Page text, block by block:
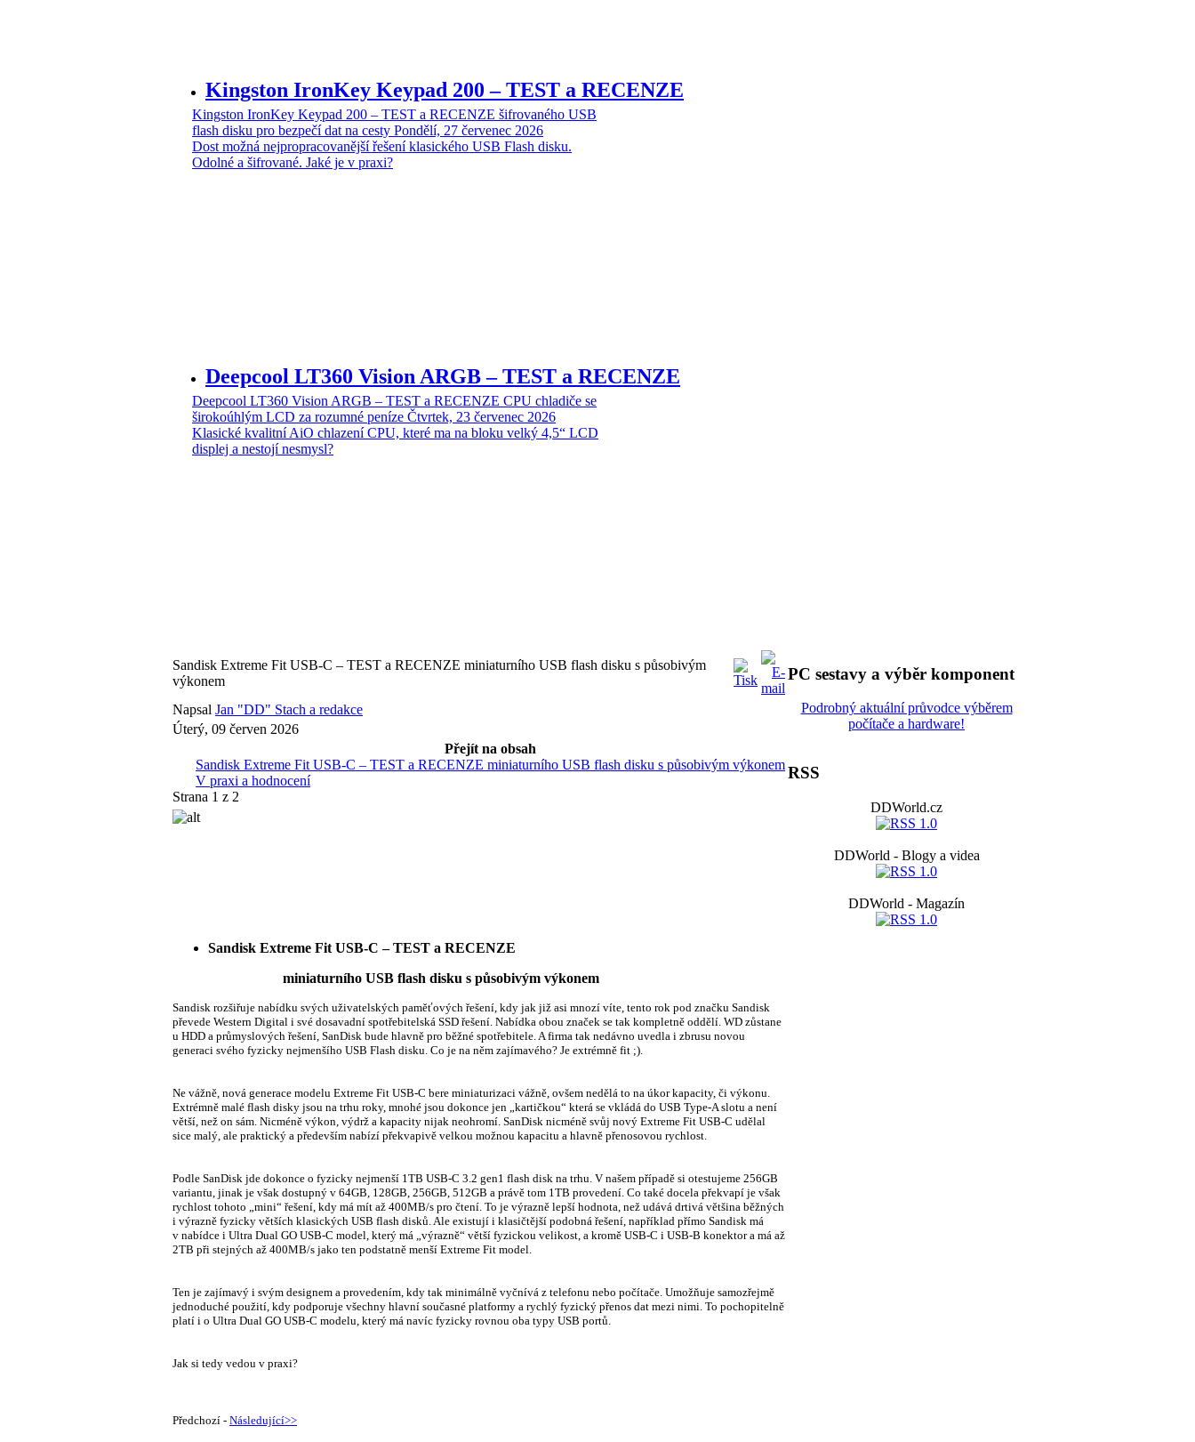
Kingston IronKey Keypad 200 – TEST a RECENZE
Kingston IronKey Keypad 200 – TEST a RECENZE šifrovaného USB
flash disku pro bezpečí dat na cesty Pondělí, 27 červenec 2026
Dost možná nejpropracovanější řešení klasického USB Flash disku.
Odolné a šifrované. Jaké je v praxi?
Deepcool LT360 Vision ARGB – TEST a RECENZE
Deepcool LT360 Vision ARGB – TEST a RECENZE CPU chladiče se
širokoúhlým LCD za rozumné peníze Čtvrtek, 23 červenec 2026
Klasické kvalitní AiO chlazení CPU, které ma na bloku velký 4,5“ LCD
displej a nestojí nesmysl?
Sandisk Extreme Fit USB-C – TEST a RECENZE miniaturního USB flash disku s působivým
výkonem
Napsal Jan "DD" Stach a redakce
Úterý, 09 červen 2026
Přejít na obsah
Sandisk Extreme Fit USB-C – TEST a RECENZE miniaturního USB flash disku s působivým výkonem
V praxi a hodnocení
Strana 1 z 2
Sandisk Extreme Fit USB-C – TEST a RECENZE
miniaturního USB flash disku s působivým výkonem
Sandisk rozšiřuje nabídku svých uživatelských paměťových řešení, kdy jak již asi mnozí víte, tento rok pod značku Sandisk
převede Western Digital i své dosavadní spotřebitelská SSD řešení. Nabídka obou značek se tak kompletně oddělí. WD zůstane
u HDD a průmyslových řešení, SanDisk bude hlavně pro běžné spotřebitele. A firma tak nedávno uvedla i zbrusu novou
generaci svého fyzicky nejmenšího USB Flash disku. Co je na něm zajímavého? Je extrémně fit ;).
Ne vážně, nová generace modelu Extreme Fit USB-C bere miniaturizaci vážně, ovšem nedělá to na úkor kapacity, či výkonu.
Extrémně malé flash disky jsou na trhu roky, mnohé jsou dokonce jen „kartičkou“ která se vkládá do USB Type-A slotu a není
větší, než on sám. Nicméně výkon, výdrž a kapacity nijak neohromí. SanDisk nicméně svůj nový Extreme Fit USB-C udělal
sice malý, ale praktický a především nabízí překvapivě velkou možnou kapacitu a hlavně přenosovou rychlost.
Podle SanDisk jde dokonce o fyzicky nejmenší 1TB USB-C 3.2 gen1 flash disk na trhu. V našem případě si otestujeme 256GB
variantu, jinak je však dostupný v 64GB, 128GB, 256GB, 512GB a právě tom 1TB provedení. Co také docela překvapí je však
rychlost tohoto „mini“ řešení, kdy má mít až 400MB/s pro čtení. To je výrazně lepší hodnota, než udává drtivá většina běžných
i výrazně fyzicky větších klasických USB flash disků. Ale existují i klasičtější podobná řešení, například přímo Sandisk má
v nabídce i Ultra Dual GO USB-C model, který má „výrazně“ větší fyzickou velikost, a kromě USB-C i USB-B konektor a má až
2TB při stejných až 400MB/s jako ten podstatně menší Extreme Fit model.
Ten je zajímavý i svým designem a provedením, kdy tak minimálně vyčnívá z telefonu nebo počítače. Umožňuje samozřejmě
jednoduché použití, kdy podporuje všechny hlavní současné platformy a rychlý fyzický přenos dat mezi nimi. To pochopitelně
platí i o Ultra Dual GO USB-C modelu, který má navíc fyzicky rovnou oba typy USB portů.
Jak si tedy vedou v praxi?
Předchozí - Následující>>
PC sestavy a výběr komponent
Podrobný aktuální průvodce výběrem
počítače a hardware!
RSS
DDWorld.cz
DDWorld - Blogy a videa
DDWorld - Magazín